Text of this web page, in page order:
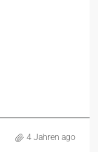
4 Jahren ago